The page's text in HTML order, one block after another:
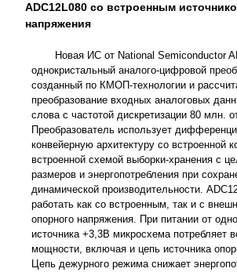
ADC12L080 со встроенным
напряжения
Новая ИС от National Semiconductor
однокристальный аналого-цифровой
созданный по КМОП-технологии и
преобразование входных аналоговых
слова с частотой дискретизации 80 млн.
Преобразователь использует
конвейерную архитектуру со встроенной
встроенной схемой выборки-хранения с
размеров и энергопотребления при
динамической производительности.
работать как со встроенным, так и с
опорного напряжения. При питании от
источника +3,3В микросхема потребляет
мощности, включая и цепь источника
Цепь дежурного режима снижает